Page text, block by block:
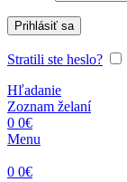
Prihlásiť sa
Stratili ste heslo?
Hľadanie
Zoznam želaní
0 0€
Menu
0 0€